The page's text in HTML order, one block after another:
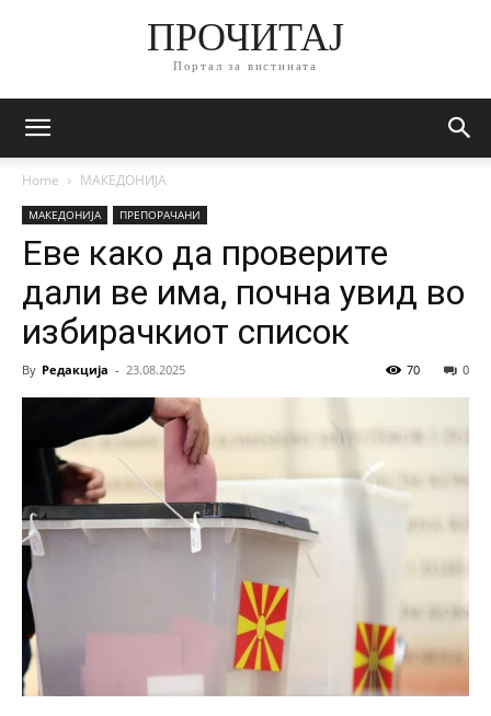
ПРОЧИТАЈ
Портал за вистината
Home МАКЕДОНИЈА
МАКЕДОНИЈА ПРЕПОРАЧАНИ
Еве како да проверите
дали ве има, почна увид во
избирачкиот список
By Редакција - 23.08.2025 0
70